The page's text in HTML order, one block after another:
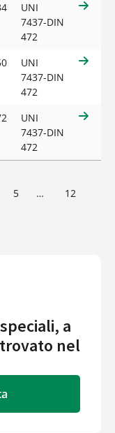
UNI
7437-DIN
472
UNI
7437-DIN
472
UNI
7437-DIN
472
5 …
12
a
nel